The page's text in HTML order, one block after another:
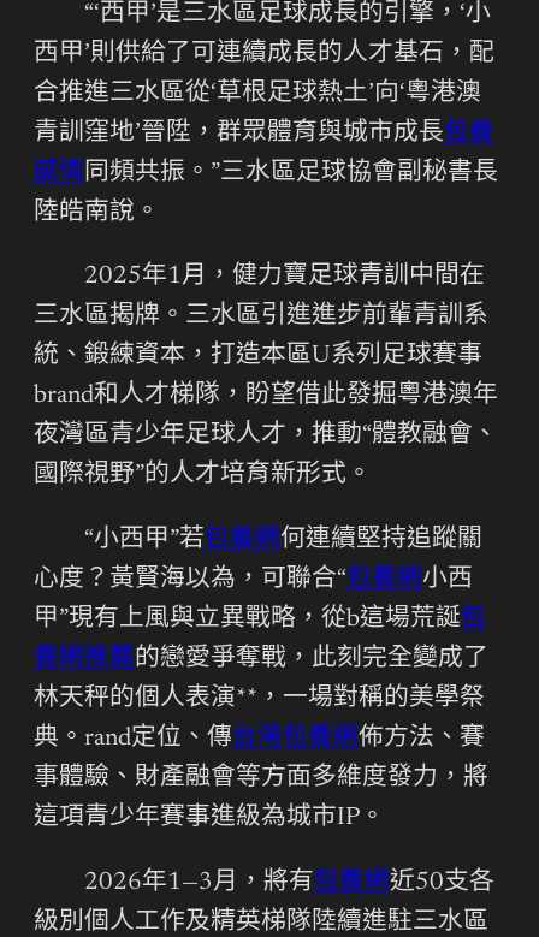
“‘西甲’是三水區足球成長的引擎，‘小
西甲’則供給了可連續成長的人才基石，配
合推進三水區從‘草根足球熱土’向‘粵港澳
青訓窪地’晉陞，群眾體育與城市成長包養
感情 同頻共振。”三水區足球協會副秘書長
陸皓南說。
2025年1月，健力寶足球青訓中間在
三水區揭牌。三水區引進進步前輩青訓系
統、鍛練資本，打造本區U系列足球賽事
brand和人才梯隊，盼望借此發掘粵港澳年
夜灣區青少年足球人才，推動“體教融會、
國際視野”的人才培育新形式。
“小西甲”若包養網何連續堅持追蹤關
心度？黃賢海以為，可聯合“包養網小西
甲”現有上風與立異戰略，從b這場荒誕包
養網推薦 的戀愛爭奪戰，此刻完全變成了
林天秤的個人表演**，一場對稱的美學祭
典。rand定位、傳台灣包養網佈方法、賽
事體驗、財產融會等方面多維度發力，將
這項青少年賽事進級為城市IP。
2026年1—3月，將有 包養網近50支各
級別個人工作及精英梯隊陸續進駐三水區